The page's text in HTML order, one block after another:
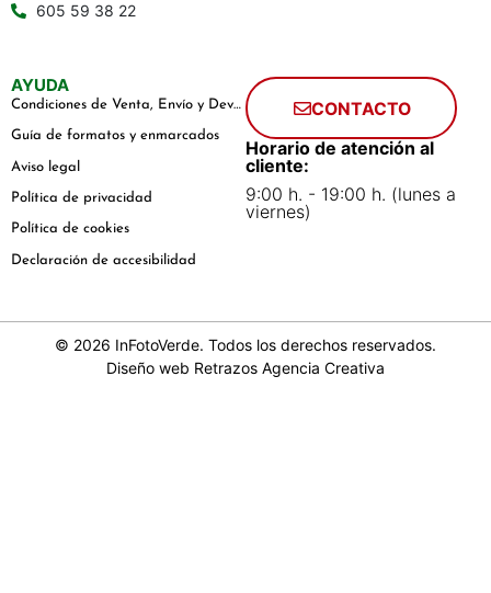
605 59 38 22
AYUDA
Condiciones de Venta, Envío y Devoluciones
Guía de formatos y enmarcados
Aviso legal
Política de privacidad
Política de cookies
Declaración de accesibilidad
CONTACTO
Horario de atención al
cliente:
9:00 h. - 19:00 h. (lunes a
viernes)
© 2026 InFotoVerde. Todos los derechos reservados.
Diseño web Retrazos Agencia Creativa